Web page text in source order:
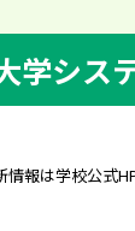
学シス
報は学校公式